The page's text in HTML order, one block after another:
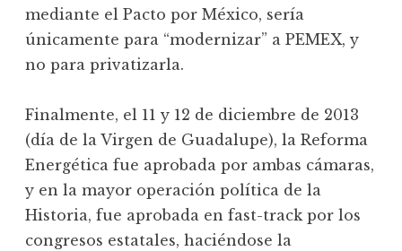
mediante el Pacto por México, sería
únicamente para “modernizar” a PEMEX, y
no para privatizarla.
Finalmente, el 11 y 12 de diciembre de 2013
(día de la Virgen de Guadalupe), la Reforma
Energética fue aprobada por ambas cámaras,
y en la mayor operación política de la
Historia, fue aprobada en fast-track por los
congresos estatales, haciéndose la